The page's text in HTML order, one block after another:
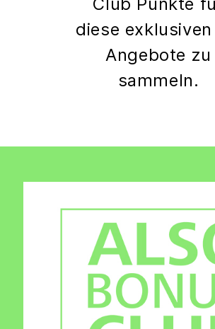
diese exklusiven
Angebote zu
sammeln.